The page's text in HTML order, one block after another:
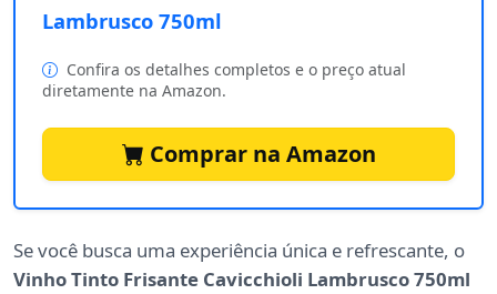
Lambrusco 750ml
Confira os detalhes completos e o preço atual
diretamente na Amazon.
Comprar na Amazon
Se você busca uma experiência única e refrescante, o
Vinho Tinto Frisante Cavicchioli Lambrusco 750ml